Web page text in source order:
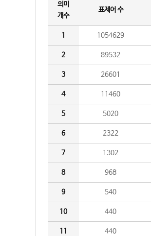
의미
개수
표제어 수
1 1054629
2 89532
3 26601
4 11460
5 5020
6 2322
7 1302
8 968
9 540
10 440
11 440